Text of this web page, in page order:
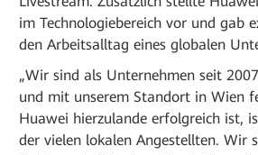
im Technologiebereich vor und gab
den Arbeitsalltag eines globalen
„Wir sind als Unternehmen seit
und mit unserem Standort in Wien
Huawei hierzulande erfolgreich ist,
der vielen lokalen Angestellten. Wir